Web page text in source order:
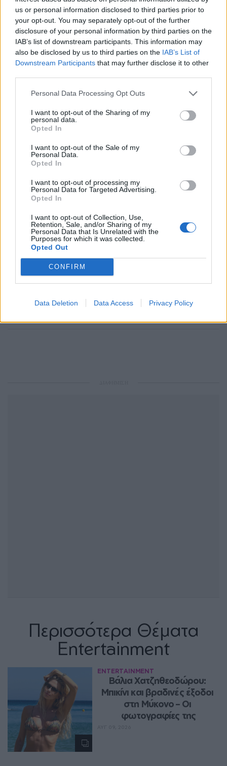
us or personal information disclosed to third parties prior to
your opt-out. You may separately opt-out of the further
disclosure of your personal information by third parties on the
IAB’s list of downstream participants. This information may
also be disclosed by us to third parties on the IAB’s List of
Downstream Participants that may further disclose it to other
Personal Data Processing Opt Outs
I want to opt-out of the Sharing of my
personal data.
Opted In
I want to opt-out of the Sale of my
Personal Data.
Opted In
I want to opt-out of processing my
Personal Data for Targeted Advertising.
Opted In
I want to opt-out of Collection, Use,
Retention, Sale, and/or Sharing of my
Personal Data that Is Unrelated with the
Purposes for which it was collected.
Opted Out
CONFIRM
Data Deletion Data Access Privacy Policy
ΔΙΑΦΗΜΙΣΗ
Ακολουθήστε το Pink.gr στο
Περισσότερα Θέματα
Entertainment
ENTERTAINMENT
Βάλια Χατζηθεοδώρου:
Μπικίνι και βραδινές έξοδοι
στη Μύκονο – Οι
φωτογραφίες της